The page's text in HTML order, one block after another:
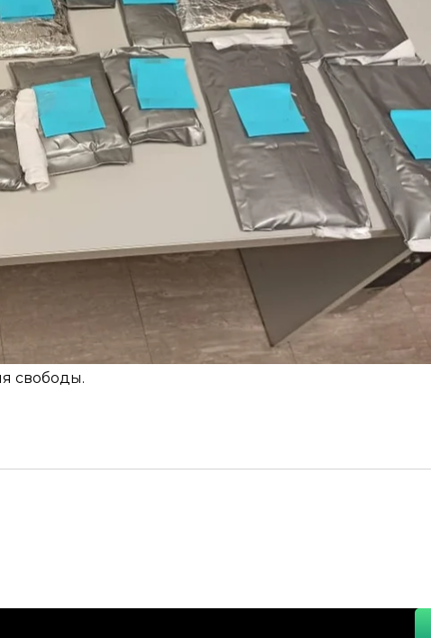
На месте осуществили экспресс-исследование:
наркотика на черном рынке оценивается в 11,5
средств — ст. 305 Уголовного кодекса. В
свободы.